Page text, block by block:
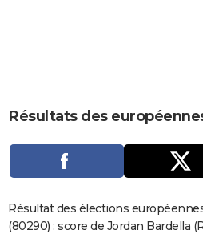
CARTE DE VOEUX
Carte de Noël
Carte Bonne année
Carte Saint-Valentin
Carte Pâques
Carte d'anniversaire
DICTIONNAIRE
Dictionnaire
Biographies
Citations
Expressions
Proverbes
PROGRAMME TV
COPAINS D'AVANT
Résultats des
Résultat des élections
(80290) : score de Jordan Bardella